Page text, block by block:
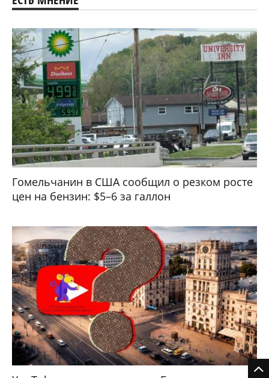
Гомельчанин в США сообщил о резком росте
цен на бензин: $5–6 за галлон